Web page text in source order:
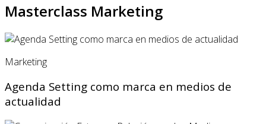
Masterclass Marketing
Marketing
Agenda Setting como marca en medios de
actualidad